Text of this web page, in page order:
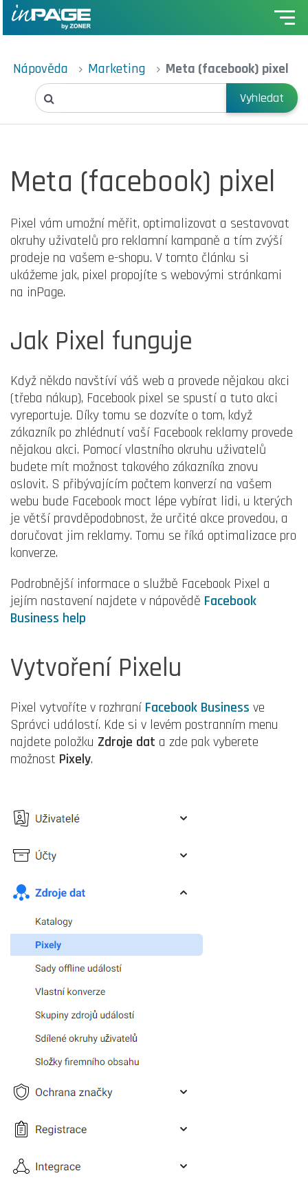
Nápověda Marketing Meta (facebook) pixel
Vyhledat
Meta (facebook) pixel
Pixel vám umožní měřit, optimalizovat a sestavovat
okruhy uživatelů pro reklamní kampaně a tím zvýší
prodeje na vašem e-shopu. V tomto článku si
ukážeme jak, pixel propojíte s webovými stránkami
na inPage.
Jak Pixel funguje
Když někdo navštíví váš web a provede nějakou akci
(třeba nákup), Facebook pixel se spustí a tuto akci
vyreportuje. Díky tomu se dozvíte o tom, když
zákazník po zhlédnutí vaší Facebook reklamy provede
nějakou akci. Pomocí vlastního okruhu uživatelů
budete mít možnost takového zákazníka znovu
oslovit. S přibývajícím počtem konverzí na vašem
webu bude Facebook moct lépe vybírat lidi, u kterých
je větší pravděpodobnost, že určité akce provedou, a
doručovat jim reklamy. Tomu se říká optimalizace pro
konverze.
Podrobnější informace o službě Facebook Pixel a
jejím nastavení najdete v nápovědě Facebook
Business help
Vytvoření Pixelu
Pixel vytvoříte v rozhraní Facebook Business ve
Správci událostí. Kde si v levém postranním menu
najdete položku Zdroje dat a zde pak vyberete
možnost Pixely.